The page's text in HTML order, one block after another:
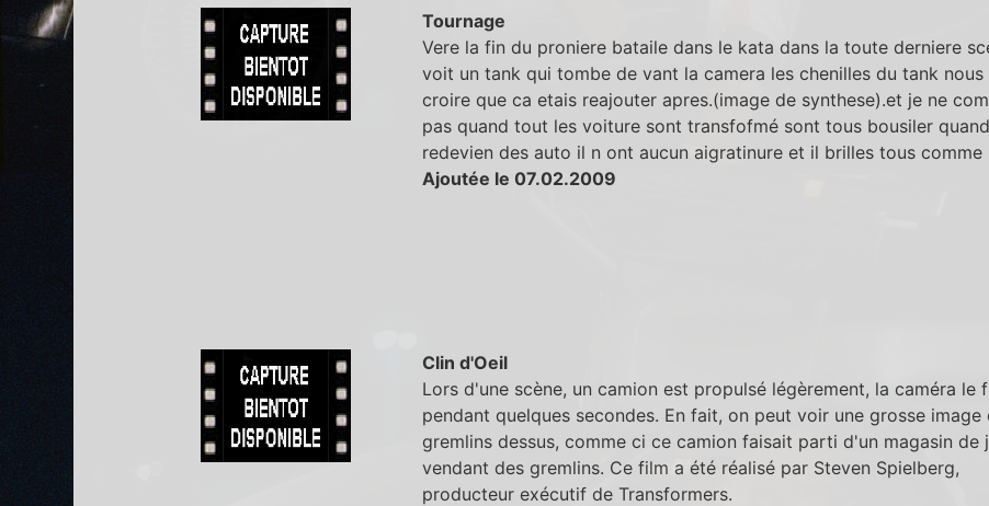
Tournage
Vere la fin du proniere bataile dans le kata dans la toute derniere
voit un tank qui tombe de vant la camera les chenilles du tank nous
croire que ca etais reajouter apres.(image de synthese).et je ne
pas quand tout les voiture sont transfofmé sont tous bousiler
redevien des auto il n ont aucun aigratinure et il brilles tous comme
Ajoutée le 07.02.2009
Clin d'Oeil
Lors d'une scène, un camion est propulsé légèrement, la caméra le
pendant quelques secondes. En fait, on peut voir une grosse image
gremlins dessus, comme ci ce camion faisait parti d'un magasin de
vendant des gremlins. Ce film a été réalisé par Steven Spielberg,
producteur exécutif de Transformers.